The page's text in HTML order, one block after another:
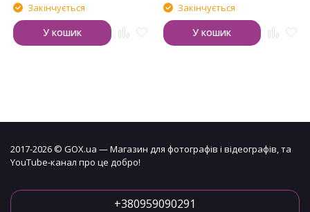
Закінчується
У кошик
Закінчується
У кошик
2017-2026 © GOX.ua — Магазин для фотографів і відеографів, та
YouTube-канал про це добро!
+380959090291